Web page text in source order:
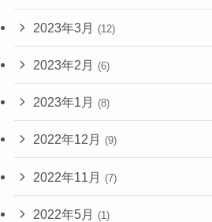
2023年3月 (12)
2023年2月 (6)
2023年1月 (8)
2022年12月 (9)
2022年11月 (7)
2022年5月 (1)